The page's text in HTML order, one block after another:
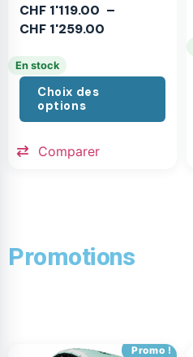
CHF 1'119.00 –
CHF 1'259.00
En stock
Choix des
options
Comparer
Promotions
Promo !